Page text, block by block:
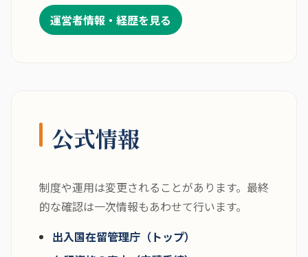
運営者情報・経歴を見る
公式情報
制度や運用は変更されることがあります。最終
的な確認は一次情報もあわせて行います。
出入国在留管理庁（トップ）